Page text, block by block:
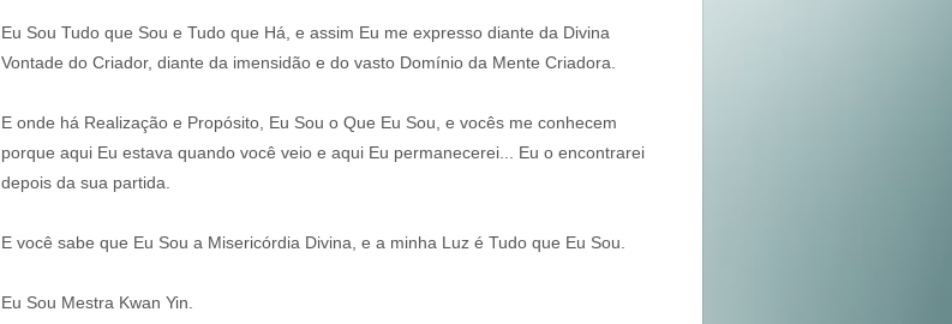
Eu Sou Tudo que Sou e Tudo que Há, e assim Eu me expresso diante da Divina
Vontade do Criador, diante da imensidão e do vasto Domínio da Mente Criadora.
E onde há Realização e Propósito, Eu Sou o Que Eu Sou, e vocês me conhecem
porque aqui Eu estava quando você veio e aqui Eu permanecerei... Eu o encontrarei
depois da sua partida.
E você sabe que Eu Sou a Misericórdia Divina, e a minha Luz é Tudo que Eu Sou.
Eu Sou Mestra Kwan Yin.